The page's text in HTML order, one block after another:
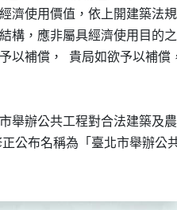
經濟使用價值，依上開建築法
結構，應非屬具經濟使用目的
以補償，  貴局如欲予以補
舉辦公共工程對合法建築及
正公布名稱為「臺北市舉辦